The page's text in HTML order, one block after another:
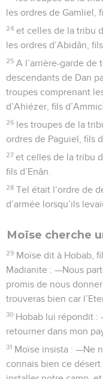
les ordres de Gamliel,
24 et celles de la tribu
les ordres d’Abidân,
25 A l’arrière-garde de
descendants de Dan
troupes comprenant
d’Ahiézer, fils
26 les troupes de la
ordres de Paguiel, fils
27 et celles de la tribu
fils d’Enân.
28 Tel était l’ordre de
d’armée lorsqu’ils
Moïse cherche
29 Moïse dit à Hobab,
Madianite : —Nous
promis de nous
trouveras bien car
30 Hobab lui répondit :
retourner dans mon
31 Moïse insista : —Ne
connais bien ce